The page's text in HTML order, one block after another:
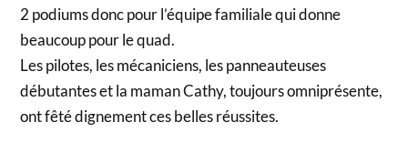
2 podiums donc pour l’équipe familiale qui donne
beaucoup pour le quad.
Les pilotes, les mécaniciens, les panneauteuses
débutantes et la maman Cathy, toujours omniprésente,
ont fêté dignement ces belles réussites.